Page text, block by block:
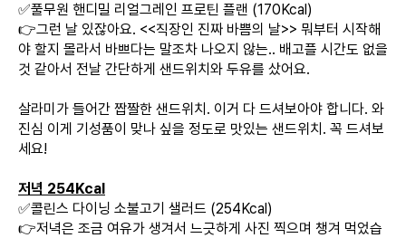
✅풀무원 핸디밀 리얼그레인 프로틴 플랜 (170Kcal)
👉그런 날 있잖아요. <<직장인 진짜 바쁨의 날>> 뭐부터 시작해
야 할지 몰라서 바쁘다는 말조차 나오지 않는.. 배고플 시간도 없을
것 같아서 전날 간단하게 샌드위치와 두유를 샀어요.
살라미가 들어간 짭짤한 샌드위치. 이거 다 드셔보아야 합니다. 와
진심 이게 기성품이 맞나 싶을 정도로 맛있는 샌드위치. 꼭 드셔보
세요!
저녁 254Kcal
✅콜린스 다이닝 소불고기 샐러드 (254Kcal)
👉저녁은 조금 여유가 생겨서 느긋하게 사진 찍으며 챙겨 먹었습